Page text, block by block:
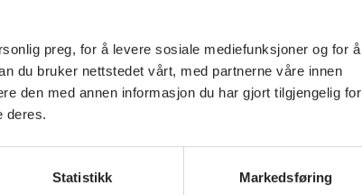
preg, for å levere sosiale mediefunksjoner og for å
du bruker nettstedet vårt, med partnerne våre innen
den med annen informasjon du har gjort tilgjengelig for
deres.
Statistikk Markedsføring